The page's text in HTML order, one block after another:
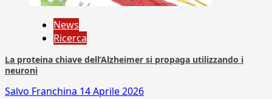
News
Ricerca
La proteina chiave dell’Alzheimer si propaga utilizzando i
neuroni
Salvo Franchina 14 Aprile 2026